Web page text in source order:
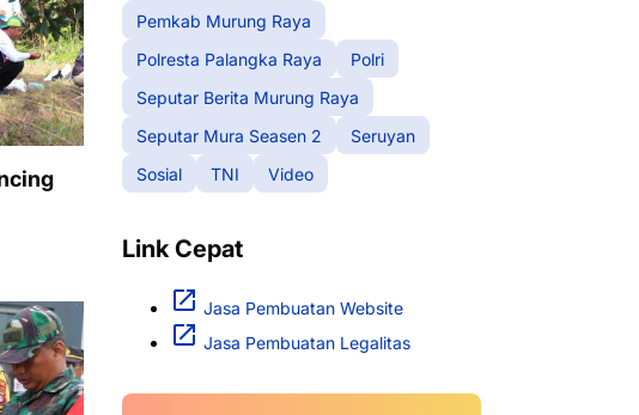
Pemkab Murung Raya
Polresta Palangka Raya
Polri
Seputar Berita Murung Raya
Seputar Mura Seasen 2
Seruyan
Sosial
TNI Video
Link Cepat
Jasa Pembuatan Website
Jasa Pembuatan Legalitas